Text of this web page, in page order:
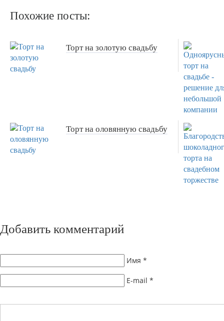
Похожие посты:
Торт на золотую свадьбу
Торт на оловянную свадьбу
Добавить комментарий
Имя *
E-mail *